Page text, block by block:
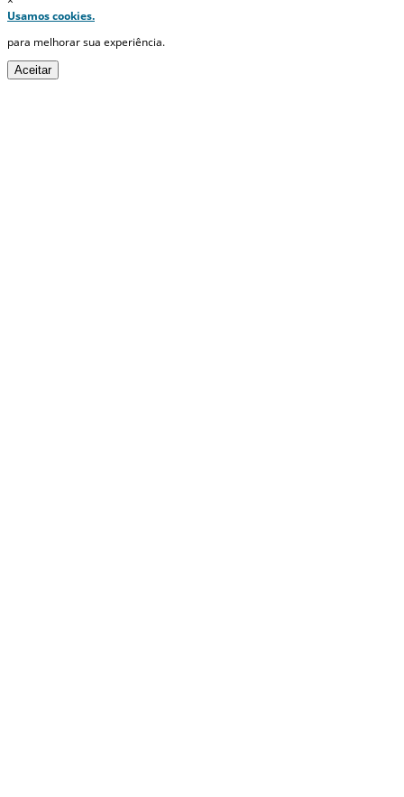
Usamos cookies.
para melhorar sua experiência.
Aceitar